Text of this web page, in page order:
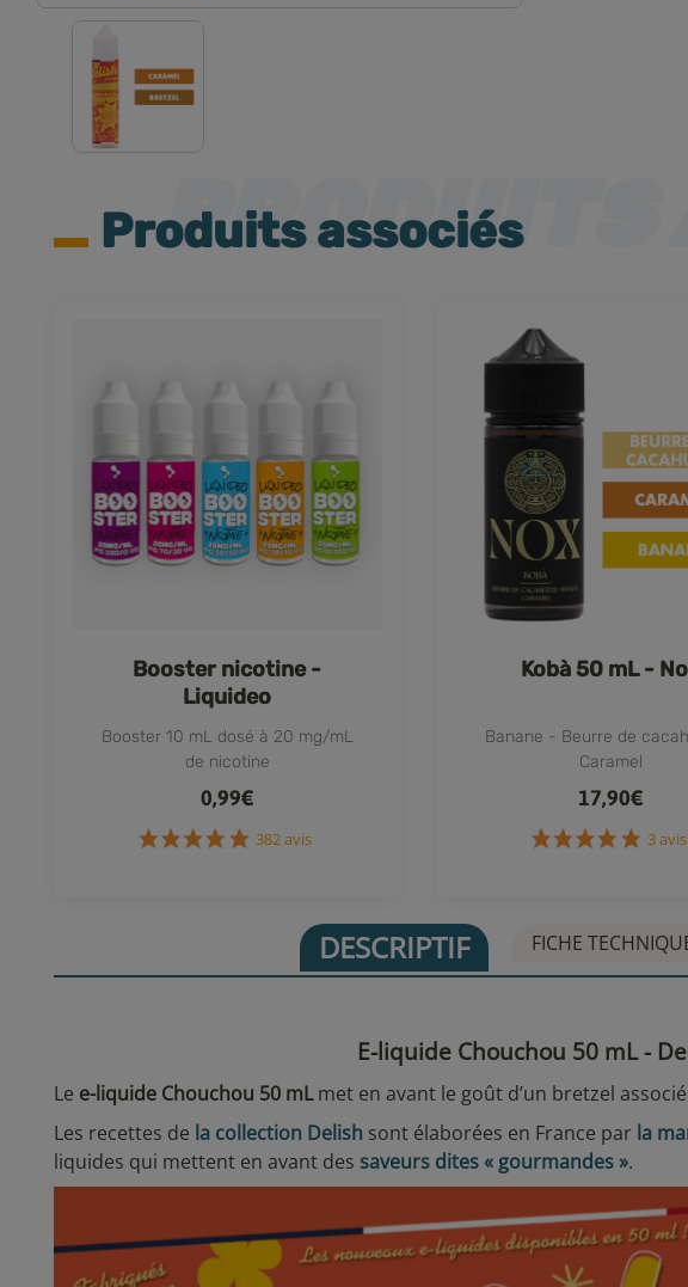
Produits associés
Booster nicotine -
Liquideo
Booster 10 mL dosé à 20 mg/mL
de nicotine
0,99€
Kobà 50 mL -
Banane - Beurre de
Caramel
17,90€
DESCRIPTIF FICHE
E-liquide Chouchou 50 mL -
Le e-liquide Chouchou 50 mLmet en avant le goût d’un bretzel
Les recettes de la collection Delish sont élaborées en France par la
liquides qui mettent en avant des saveurs dites « gourmandes ».